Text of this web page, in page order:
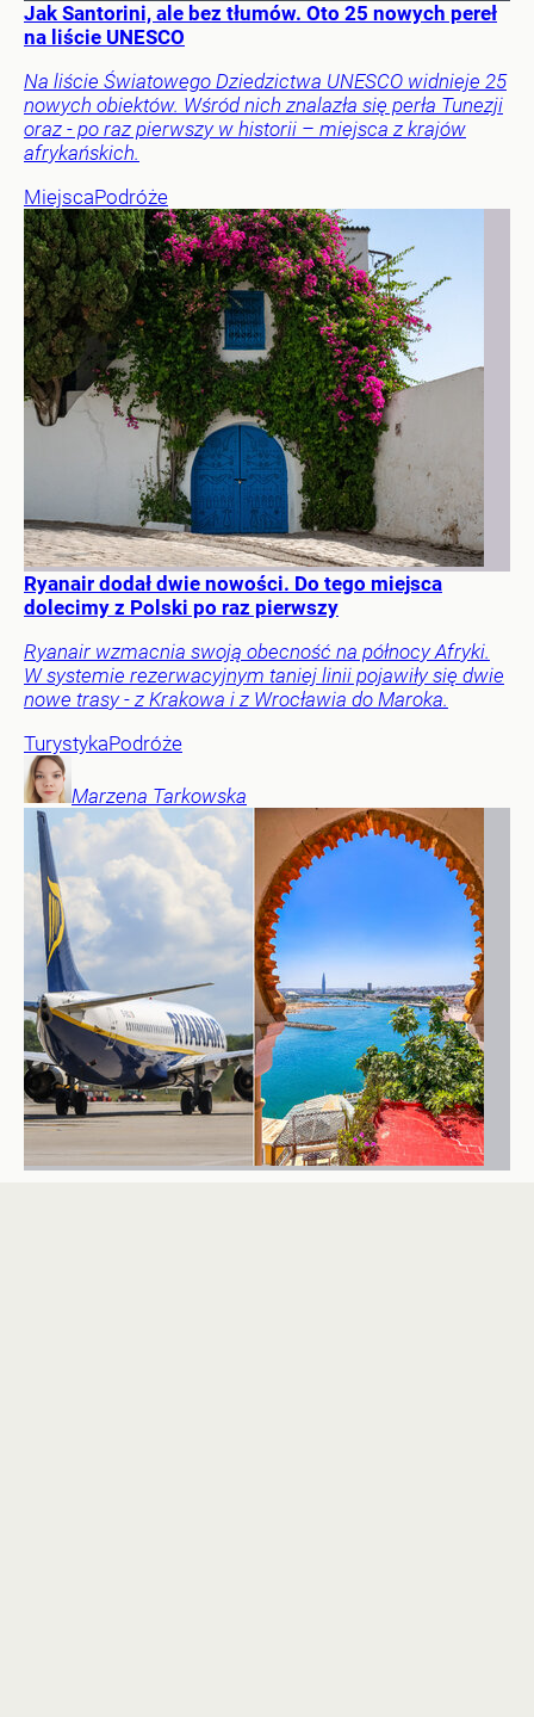
Jak Santorini, ale bez tłumów. Oto 25 nowych pereł
na liście UNESCO
Na liście Światowego Dziedzictwa UNESCO widnieje 25
nowych obiektów. Wśród nich znalazła się perła Tunezji
oraz - po raz pierwszy w historii – miejsca z krajów
afrykańskich.
MiejscaPodróże
Ryanair dodał dwie nowości. Do tego miejsca
dolecimy z Polski po raz pierwszy
Ryanair wzmacnia swoją obecność na północy Afryki.
W systemie rezerwacyjnym taniej linii pojawiły się dwie
nowe trasy - z Krakowa i z Wrocławia do Maroka.
TurystykaPodróże
Marzena Tarkowska